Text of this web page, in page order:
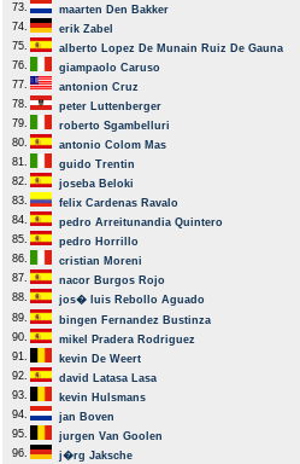
73.
maarten Den Bakker
74.
erik Zabel
75.
alberto Lopez De Munain Ruiz De Gauna
76.
giampaolo Caruso
77.
antonion Cruz
78.
peter Luttenberger
79.
roberto Sgambelluri
80.
antonio Colom Mas
81.
guido Trentin
82.
joseba Beloki
83.
felix Cardenas Ravalo
84.
pedro Arreitunandia Quintero
85.
pedro Horrillo
86.
cristian Moreni
87.
nacor Burgos Rojo
88.
jos� luis Rebollo Aguado
89.
bingen Fernandez Bustinza
90.
mikel Pradera Rodriguez
91.
kevin De Weert
92.
david Latasa Lasa
93.
kevin Hulsmans
94.
jan Boven
95.
jurgen Van Goolen
96.
j�rg Jaksche